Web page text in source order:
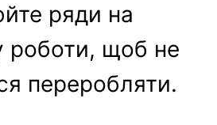
ряди на
роботи, щоб не
переробляти.